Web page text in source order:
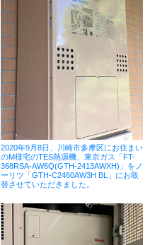
2020年9月8日、川崎市多摩区にお住まい
のM様宅のTES熱源機、東京ガス「FT-
368RSA-AW6Q(GTH-2413AWXH)」をノ
ーリツ「GTH-C2460AW3H BL」にお取
替させていただきました。